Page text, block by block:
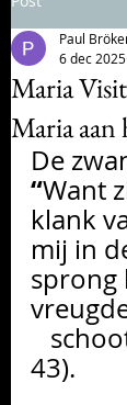
Maria
Maria aan
Paul
6 dec 2025
De
“Want
klank
mij in
sprong
43).